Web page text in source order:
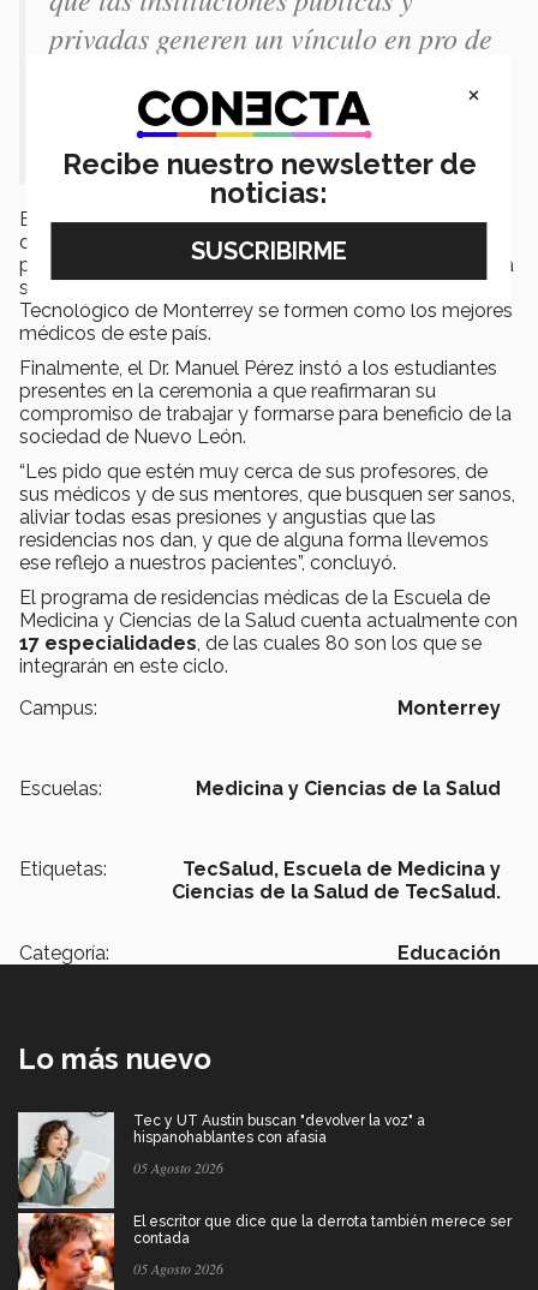
privadas generen un vínculo en pro de
atención de calidad a todo el estado,”
comentó.
El Secretario de Salud del estado, según afirmó el
decano de la región norte, ha reiterado su compromiso
por continuar con este tipo de programas en favor de la
sociedad y para que los estudiantes de medicina del
Tecnológico de Monterrey se formen como los mejores
médicos de este país.
Finalmente, el Dr. Manuel Pérez instó a los estudiantes
presentes en la ceremonia a que reafirmaran su
compromiso de trabajar y formarse para beneficio de la
sociedad de Nuevo León.
“Les pido que estén muy cerca de sus profesores, de
sus médicos y de sus mentores, que busquen ser sanos,
aliviar todas esas presiones y angustias que las
residencias nos dan, y que de alguna forma llevemos
ese reflejo a nuestros pacientes”, concluyó.
El programa de residencias médicas de la Escuela de
Medicina y Ciencias de la Salud cuenta actualmente con
17 especialidades, de las cuales 80 son los que se
integrarán en este ciclo.
Campus:
Monterrey
Escuelas: Medicina y Ciencias de la Salud
Etiquetas:
TecSalud, Escuela de Medicina y
Ciencias de la Salud de TecSalud.
Categoría: Educación
Lo más nuevo
Tec y UT Austin buscan "devolver la voz" a
hispanohablantes con afasia
05 Agosto 2026
El escritor que dice que la derrota también merece ser
contada
05 Agosto 2026
×
Recibe nuestro newsletter de
noticias: